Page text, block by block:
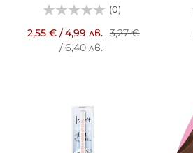
(0)
2,55 € /4,99 лв. 3,27 €
/6,40 лв.